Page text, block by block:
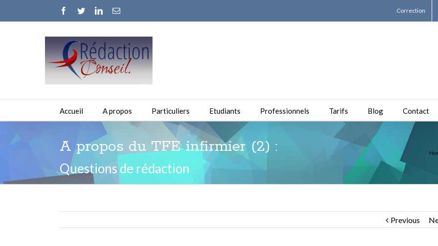
Facebook
TwitterLinkedinEmail Correction
Accueil A propos Particuliers Etudiants Professionnels Tarifs Blog Contact
A propos du TFE infirmier (2) :
Questions de rédaction
Previous